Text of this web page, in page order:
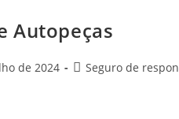
Autopeças
de 2024 Seguro de